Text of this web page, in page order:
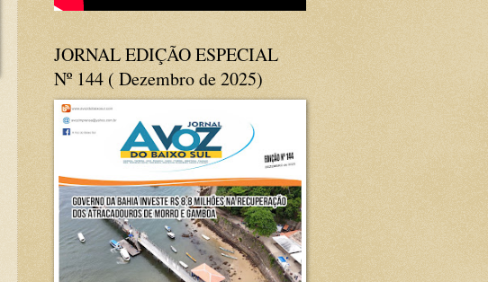
JORNAL EDIÇÃO ESPECIAL
Nº 144 ( Dezembro de 2025)